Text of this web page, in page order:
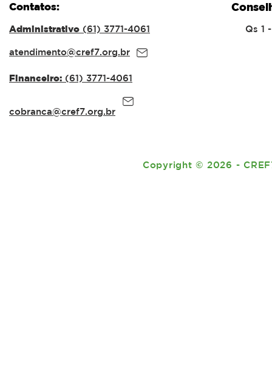
Contatos:
Administrativo (61) 3771-4061
atendimento@cref7.org.br
Financeiro: (61) 3771-4061
cobranca@cref7.org.br
Qs 1
Copyright© 2026 -